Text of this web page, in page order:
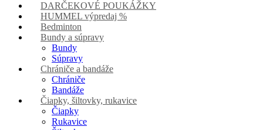
DARČEKOVÉ POUKÁŽKY
HUMMEL výpredaj %
Bedminton
Bundy a súpravy
Bundy
Súpravy
Chrániče a bandáže
Chrániče
Bandáže
Čiapky, šiltovky, rukavice
Čiapky
Rukavice